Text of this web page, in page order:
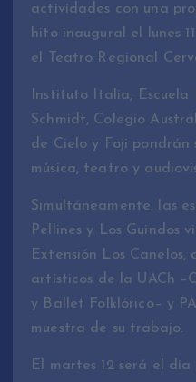
actividades con una
hito inaugural el lunes
el Teatro Regional
Instituto Italia,
Schmidt, Colegio
de Cielo y Foji pondrán
música, teatro y
Simultáneamente, las
Pellines y Los Guindos
Extensión Los Canelos,
artísticos de la UACh
y Ballet Folklórico– y
muestra de su trabajo.
El martes 12 será el